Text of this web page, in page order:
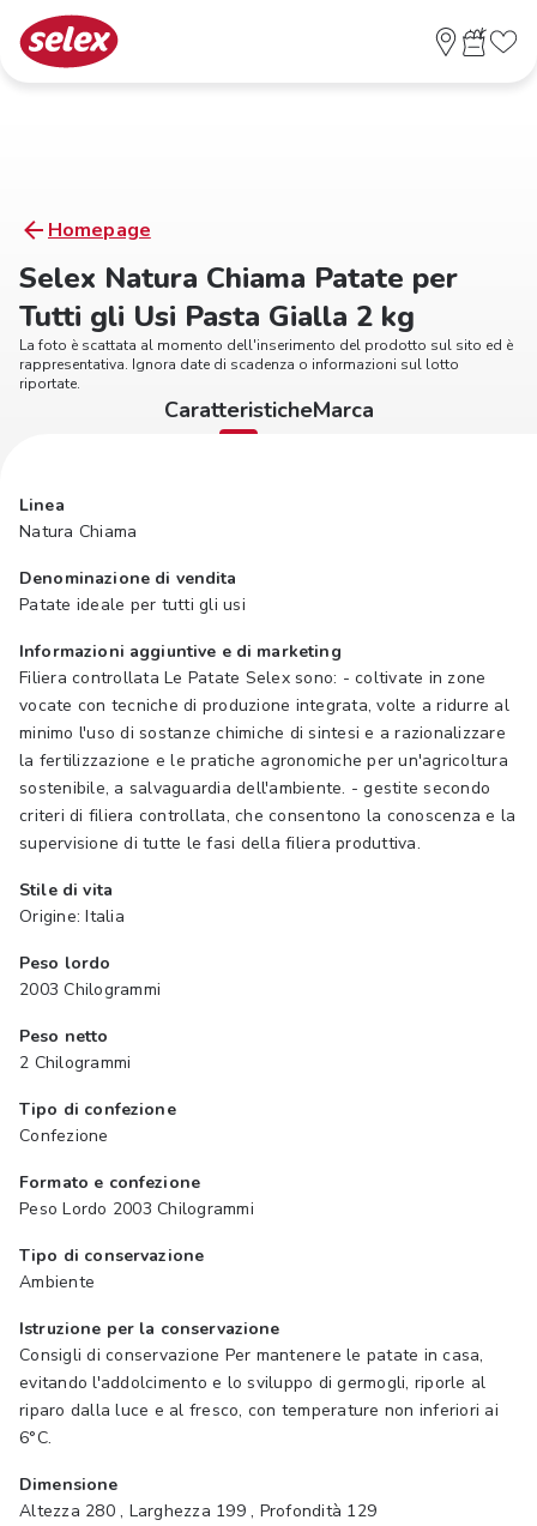
Homepage
Selex Natura Chiama Patate per
Tutti gli Usi Pasta Gialla 2 kg
La foto è scattata al momento dell'inserimento del prodotto sul sito ed è
rappresentativa. Ignora date di scadenza o informazioni sul lotto
riportate.
CaratteristicheMarca
Linea
Natura Chiama
Denominazione di vendita
Patate ideale per tutti gli usi
Informazioni aggiuntive e di marketing
Filiera controllata Le Patate Selex sono: - coltivate in zone
vocate con tecniche di produzione integrata, volte a ridurre al
minimo l'uso di sostanze chimiche di sintesi e a razionalizzare
la fertilizzazione e le pratiche agronomiche per un'agricoltura
sostenibile, a salvaguardia dell'ambiente. - gestite secondo
criteri di filiera controllata, che consentono la conoscenza e la
supervisione di tutte le fasi della filiera produttiva.
Stile di vita
Origine: Italia
Peso lordo
2003 Chilogrammi
Peso netto
2 Chilogrammi
Tipo di confezione
Confezione
Formato e confezione
Peso Lordo 2003 Chilogrammi
Tipo di conservazione
Ambiente
Istruzione per la conservazione
Consigli di conservazione Per mantenere le patate in casa,
evitando l'addolcimento e lo sviluppo di germogli, riporle al
riparo dalla luce e al fresco, con temperature non inferiori ai
6°C.
Dimensione
Altezza 280 , Larghezza 199 , Profondità 129